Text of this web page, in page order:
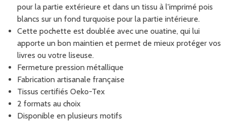
pour la partie extérieure et dans un tissu à l'imprimé pois
blancs sur un fond turquoise pour la partie intérieure.
Cette pochette est doublée avec une ouatine, qui lui
apporte un bon maintien et permet de mieux protéger vos
livres ou votre liseuse.
Fermeture pression métallique
Fabrication artisanale française
Tissus certifiés Oeko-Tex
2 formats au choix
Disponible en plusieurs motifs